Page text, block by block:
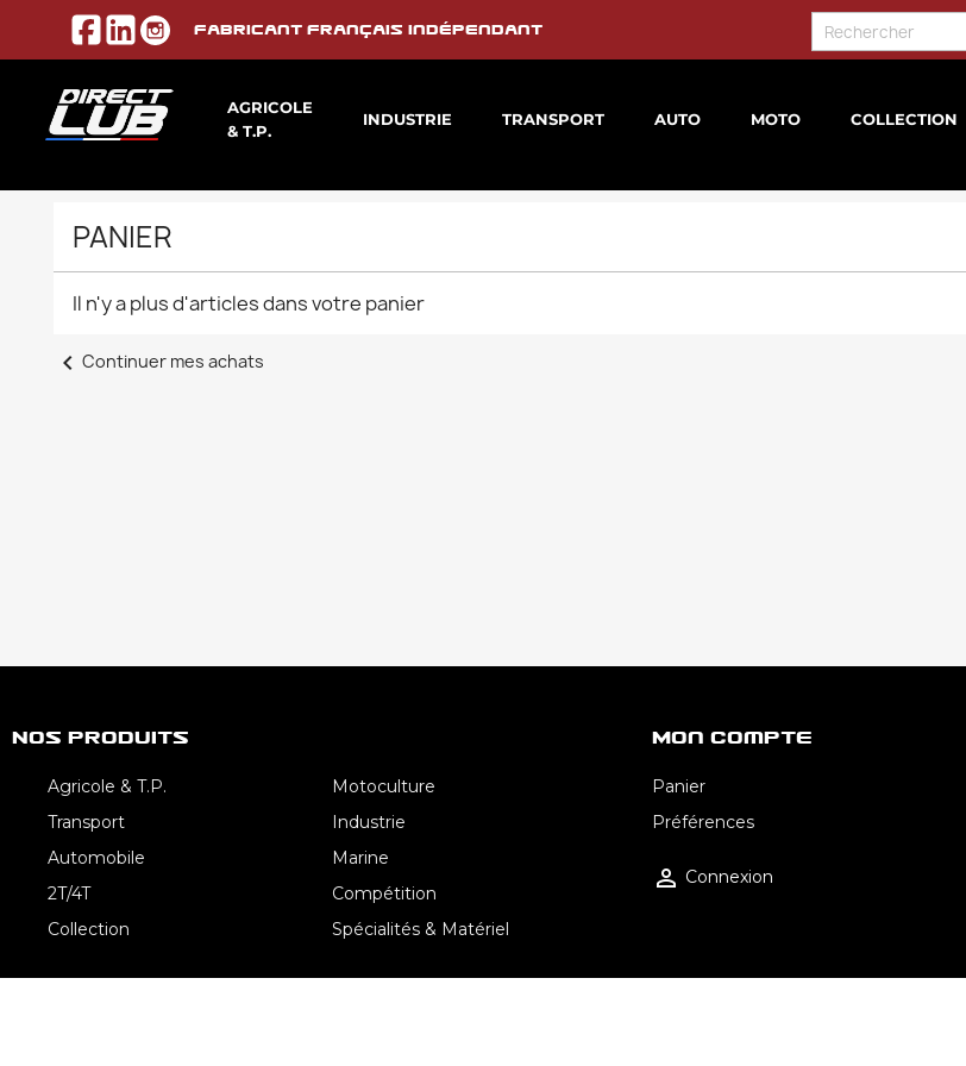
Fabricant français indépendant
AGRICOLE
& T.P.
INDUSTRIE TRANSPORT AUTO MOTO COLLECTION
PANIER
Il n'y a plus d'articles dans votre panier
chevron_left Continuer mes achats
Nos Produits
Agricole & T.P.
Transport
Automobile
2T/4T
Collection
Motoculture
Industrie
Marine
Compétition
Spécialités & Matériel
Mon Compte
Panier
Préférences
 Connexion